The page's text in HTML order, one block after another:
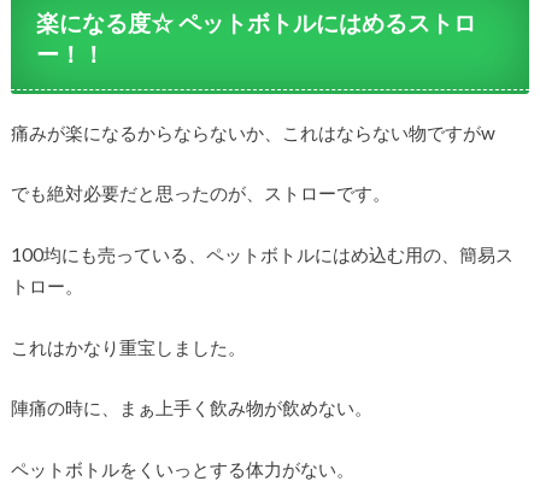
楽になる度☆ ペットボトルにはめるストロ
ー！！
痛みが楽になるからならないか、これはならない物ですがw
でも絶対必要だと思ったのが、ストローです。
100均にも売っている、ペットボトルにはめ込む用の、簡易ス
トロー。
これはかなり重宝しました。
陣痛の時に、まぁ上手く飲み物が飲めない。
ペットボトルをくいっとする体力がない。